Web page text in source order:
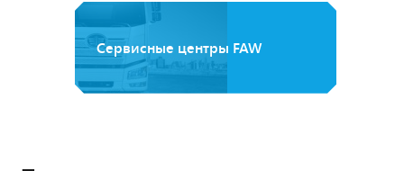
Сервисные центры FAW